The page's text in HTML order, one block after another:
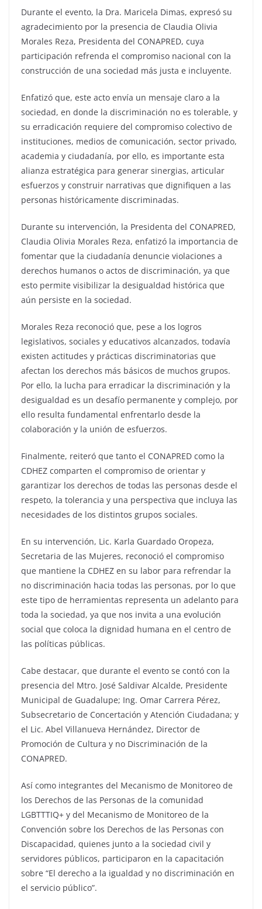
Durante el evento, la Dra. Maricela Dimas, expresó su
agradecimiento por la presencia de Claudia Olivia
Morales Reza, Presidenta del CONAPRED, cuya
participación refrenda el compromiso nacional con la
construcción de una sociedad más justa e incluyente.
Enfatizó que, este acto envía un mensaje claro a la
sociedad, en donde la discriminación no es tolerable, y
su erradicación requiere del compromiso colectivo de
instituciones, medios de comunicación, sector privado,
academia y ciudadanía, por ello, es importante esta
alianza estratégica para generar sinergias, articular
esfuerzos y construir narrativas que dignifiquen a las
personas históricamente discriminadas.
Durante su intervención, la Presidenta del CONAPRED,
Claudia Olivia Morales Reza, enfatizó la importancia de
fomentar que la ciudadanía denuncie violaciones a
derechos humanos o actos de discriminación, ya que
esto permite visibilizar la desigualdad histórica que
aún persiste en la sociedad.
Morales Reza reconoció que, pese a los logros
legislativos, sociales y educativos alcanzados, todavía
existen actitudes y prácticas discriminatorias que
afectan los derechos más básicos de muchos grupos.
Por ello, la lucha para erradicar la discriminación y la
desigualdad es un desafío permanente y complejo, por
ello resulta fundamental enfrentarlo desde la
colaboración y la unión de esfuerzos.
Finalmente, reiteró que tanto el CONAPRED como la
CDHEZ comparten el compromiso de orientar y
garantizar los derechos de todas las personas desde el
respeto, la tolerancia y una perspectiva que incluya las
necesidades de los distintos grupos sociales.
En su intervención, Lic. Karla Guardado Oropeza,
Secretaria de las Mujeres, reconoció el compromiso
que mantiene la CDHEZ en su labor para refrendar la
no discriminación hacia todas las personas, por lo que
este tipo de herramientas representa un adelanto para
toda la sociedad, ya que nos invita a una evolución
social que coloca la dignidad humana en el centro de
las políticas públicas.
Cabe destacar, que durante el evento se contó con la
presencia del Mtro. José Saldivar Alcalde, Presidente
Municipal de Guadalupe; Ing. Omar Carrera Pérez,
Subsecretario de Concertación y Atención Ciudadana; y
el Lic. Abel Villanueva Hernández, Director de
Promoción de Cultura y no Discriminación de la
CONAPRED.
Así como integrantes del Mecanismo de Monitoreo de
los Derechos de las Personas de la comunidad
LGBTTTIQ+ y del Mecanismo de Monitoreo de la
Convención sobre los Derechos de las Personas con
Discapacidad, quienes junto a la sociedad civil y
servidores públicos, participaron en la capacitación
sobre “El derecho a la igualdad y no discriminación en
el servicio público”.